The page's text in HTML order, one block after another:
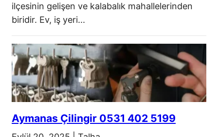
ilçesinin gelişen ve kalabalık mahallelerinden
biridir. Ev, iş yeri...
Aymanas Çilingir 0531 402 5199